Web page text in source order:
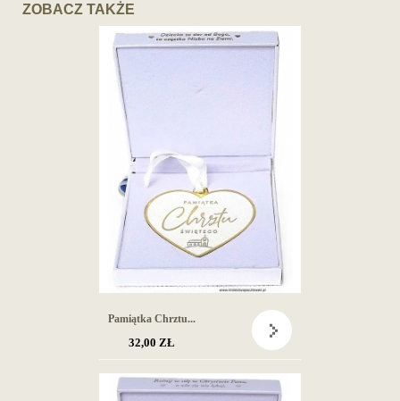
ZOBACZ TAKŻE
Pamiątka Chrztu...
32,00 ZŁ